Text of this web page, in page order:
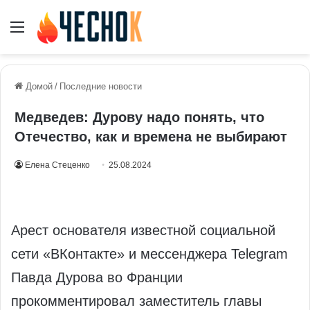
Меню
Домой / Последние новости
Медведев: Дурову надо понять, что
Отечество, как и времена не выбирают
Елена Стеценко 25.08.2024
Арест основателя известной социальной
сети «ВКонтакте» и мессенджера Telegram
Павда Дурова во Франции
прокомментировал заместитель главы